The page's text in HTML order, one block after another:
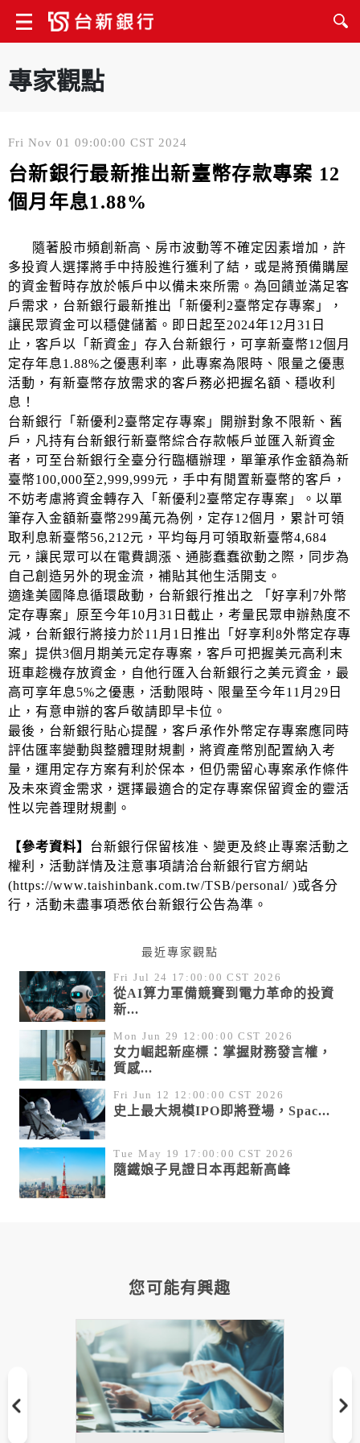
專家觀點
Fri Nov 01 09:00:00 CST 2024
台新銀行最新推出新臺幣存款專案 12
個月年息1.88%
隨著股市頻創新高、房市波動等不確定因素增加，許
多投資人選擇將手中持股進行獲利了結，或是將預備購屋
的資金暫時存放於帳戶中以備未來所需。為回饋並滿足客
戶需求，台新銀行最新推出「新優利2臺幣定存專案」，
讓民眾資金可以穩健儲蓄。即日起至2024年12月31日
止，客戶以「新資金」存入台新銀行，可享新臺幣12個月
定存年息1.88%之優惠利率，此專案為限時、限量之優惠
活動，有新臺幣存放需求的客戶務必把握名額、穩收利
息！
台新銀行「新優利2臺幣定存專案」開辦對象不限新、舊
戶，凡持有台新銀行新臺幣綜合存款帳戶並匯入新資金
者，可至台新銀行全臺分行臨櫃辦理，單筆承作金額為新
臺幣100,000至2,999,999元，手中有閒置新臺幣的客戶，
不妨考慮將資金轉存入「新優利2臺幣定存專案」。以單
筆存入金額新臺幣299萬元為例，定存12個月，累計可領
取利息新臺幣56,212元，平均每月可領取新臺幣4,684
元，讓民眾可以在電費調漲、通膨蠢蠢欲動之際，同步為
自己創造另外的現金流，補貼其他生活開支。
適逢美國降息循環啟動，台新銀行推出之 「好享利7外幣
定存專案」原至今年10月31日截止，考量民眾申辦熱度不
減，台新銀行將接力於11月1日推出「好享利8外幣定存專
案」提供3個月期美元定存專案，客戶可把握美元高利末
班車趁機存放資金，自他行匯入台新銀行之美元資金，最
高可享年息5%之優惠，活動限時、限量至今年11月29日
止，有意申辦的客戶敬請即早卡位。
最後，台新銀行貼心提醒，客戶承作外幣定存專案應同時
評估匯率變動與整體理財規劃，將資產幣別配置納入考
量，運用定存方案有利於保本，但仍需留心專案承作條件
及未來資金需求，選擇最適合的定存專案保留資金的靈活
性以完善理財規劃。
【參考資料】 台新銀行保留核准、變更及終止專案活動之
權利，活動詳情及注意事項請洽台新銀行官方網站
(https://www.taishinbank.com.tw/TSB/personal/ )或各分
行，活動未盡事項悉依台新銀行公告為準。
最近專家觀點
Fri Jul 24 17:00:00 CST 2026
從AI算力軍備競賽到電力革命的投資
新...
Mon Jun 29 12:00:00 CST 2026
女力崛起新座標：掌握財務發言權，
質感...
Fri Jun 12 12:00:00 CST 2026
史上最大規模IPO即將登場，Spac...
Tue May 19 17:00:00 CST 2026
隨鐵娘子見證日本再起新高峰
您可能有興趣